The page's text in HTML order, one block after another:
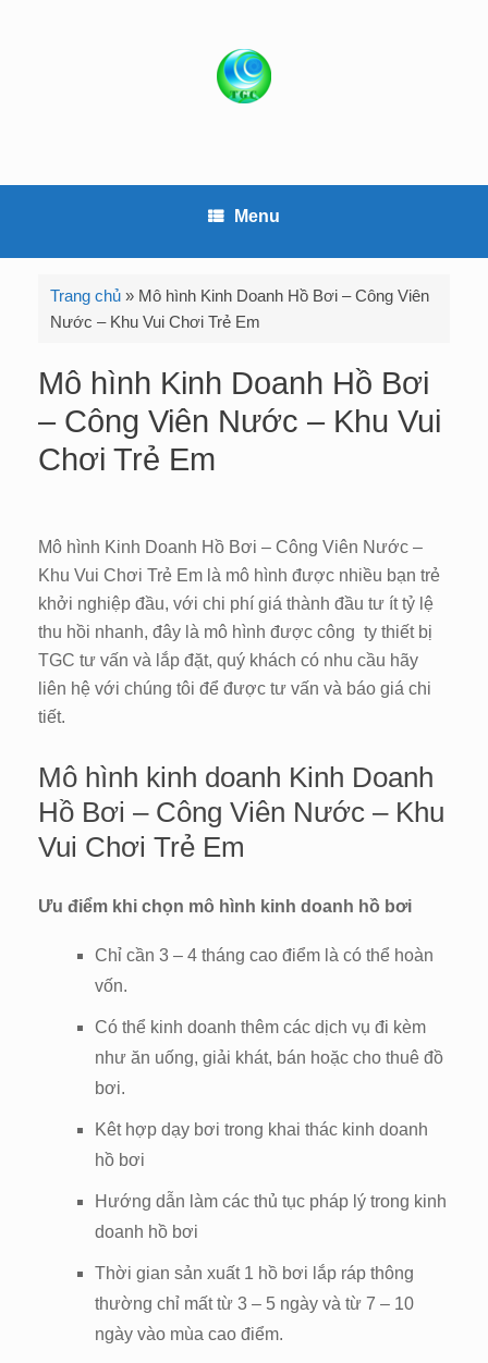
Menu
Trang chủ » Mô hình Kinh Doanh Hồ Bơi – Công Viên
Nước – Khu Vui Chơi Trẻ Em
Mô hình Kinh Doanh Hồ Bơi
– Công Viên Nước – Khu Vui
Chơi Trẻ Em
Mô hình Kinh Doanh Hồ Bơi – Công Viên Nước –
Khu Vui Chơi Trẻ Em là mô hình được nhiều bạn trẻ
khởi nghiệp đầu, với chi phí giá thành đầu tư ít tỷ lệ
thu hồi nhanh, đây là mô hình được công ty thiết bị
TGC tư vấn và lắp đặt, quý khách có nhu cầu hãy
liên hệ với chúng tôi để được tư vấn và báo giá chi
tiết.
Mô hình kinh doanh Kinh Doanh
Hồ Bơi – Công Viên Nước – Khu
Vui Chơi Trẻ Em
Ưu điểm khi chọn mô hình kinh doanh hồ bơi
Chỉ cần 3 – 4 tháng cao điểm là có thể hoàn
vốn.
Có thể kinh doanh thêm các dịch vụ đi kèm
như ăn uống, giải khát, bán hoặc cho thuê đồ
bơi.
Kêt hợp dạy bơi trong khai thác kinh doanh
hồ bơi
Hướng dẫn làm các thủ tục pháp lý trong kinh
doanh hồ bơi
Thời gian sản xuất 1 hồ bơi lắp ráp thông
thường chỉ mất từ 3 – 5 ngày và từ 7 – 10
ngày vào mùa cao điểm.